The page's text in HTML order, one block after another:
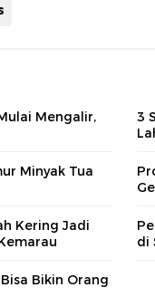
Mengalir,
3
Minyak Tua
Kering Jadi
di
Bikin Orang